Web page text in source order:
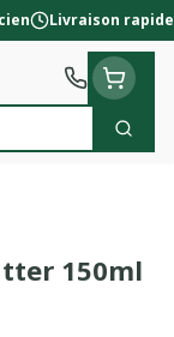
Livraison rapide
150ml